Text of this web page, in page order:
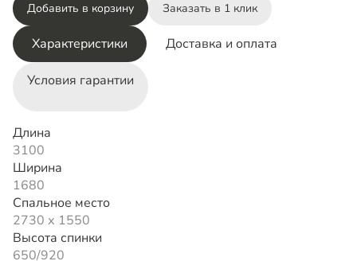
Добавить в корзину Заказать в 1 клик
Характеристики Доставка и оплата
Условия гарантии
Длина
3100
Ширина
1680
Спальное место
2730 х 1550
Высота спинки
650/920